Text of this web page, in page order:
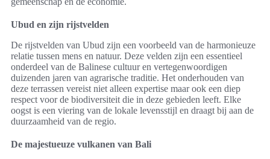
Ubud en zijn rijstvelden
De rijstvelden van Ubud zijn een voorbeeld van de harmonieuze
relatie tussen mens en natuur. Deze velden zijn een essentieel
onderdeel van de Balinese cultuur en vertegenwoordigen
duizenden jaren van agrarische traditie. Het onderhouden van
deze terrassen vereist niet alleen expertise maar ook een diep
respect voor de biodiversiteit die in deze gebieden leeft. Elke
oogst is een viering van de lokale levensstijl en draagt bij aan de
duurzaamheid van de regio.
De majestueuze vulkanen van Bali